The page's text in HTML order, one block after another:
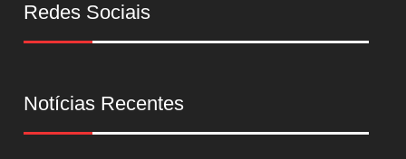
Redes Sociais
Notícias Recentes